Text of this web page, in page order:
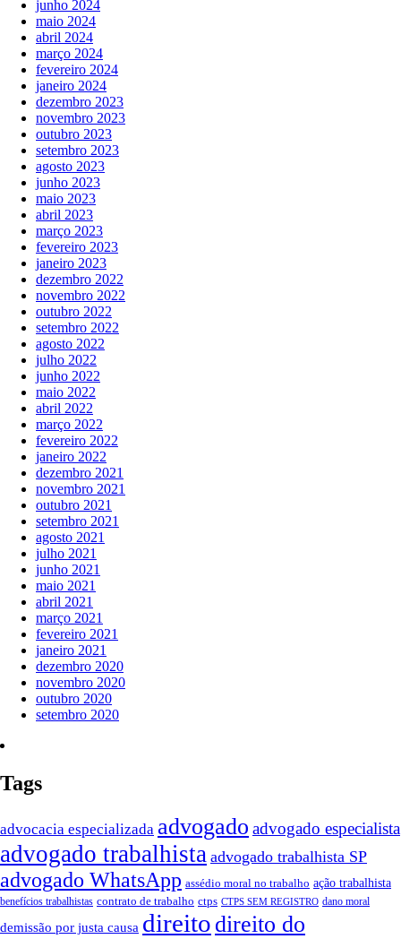
junho 2024
maio 2024
abril 2024
março 2024
fevereiro 2024
janeiro 2024
dezembro 2023
novembro 2023
outubro 2023
setembro 2023
agosto 2023
junho 2023
maio 2023
abril 2023
março 2023
fevereiro 2023
janeiro 2023
dezembro 2022
novembro 2022
outubro 2022
setembro 2022
agosto 2022
julho 2022
junho 2022
maio 2022
abril 2022
março 2022
fevereiro 2022
janeiro 2022
dezembro 2021
novembro 2021
outubro 2021
setembro 2021
agosto 2021
julho 2021
junho 2021
maio 2021
abril 2021
março 2021
fevereiro 2021
janeiro 2021
dezembro 2020
novembro 2020
outubro 2020
setembro 2020
Tags
advocacia especializada advogado advogado especialista
advogado trabalhista advogado trabalhista SP
advogado WhatsApp assédio moral no trabalho ação trabalhista
benefícios trabalhistas contrato de trabalho ctps CTPS SEM REGISTRO dano moral
demissão por justa causa direito direito do